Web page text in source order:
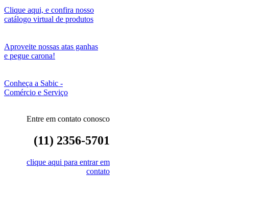
Clique aqui, e confira nosso
catálogo virtual de produtos
Aproveite nossas atas ganhas
e pegue carona!
Conheça a Sabic -
Comércio e Serviço
Entre em contato conosco
(11) 2356-5701
clique aqui para entrar em
contato